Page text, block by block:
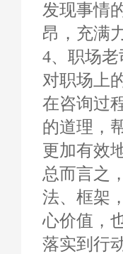
发现事情
昂，充满
4、职场
对职场上
在咨询过
的道理，
更加有效
总而言之
法、框架
心价值，
落实到行